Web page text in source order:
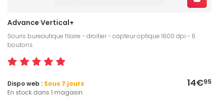
Advance Vertical+
Souris bureautique filaire - droitier - capteur optique 1600 dpi - 6
boutons
14€95
Dispo web : Sous 7 jours
En stock dans 1 magasin